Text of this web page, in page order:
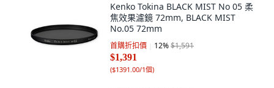
Kenko Tokina BLACK MIST No 05 柔
焦效果濾鏡 72mm, BLACK MIST
No.05 72mm
首購折扣價 12%$1,591
$1,391
($1391.00/1個)